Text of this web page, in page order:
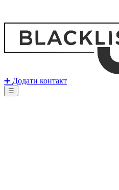
➕ Додати контакт
☰